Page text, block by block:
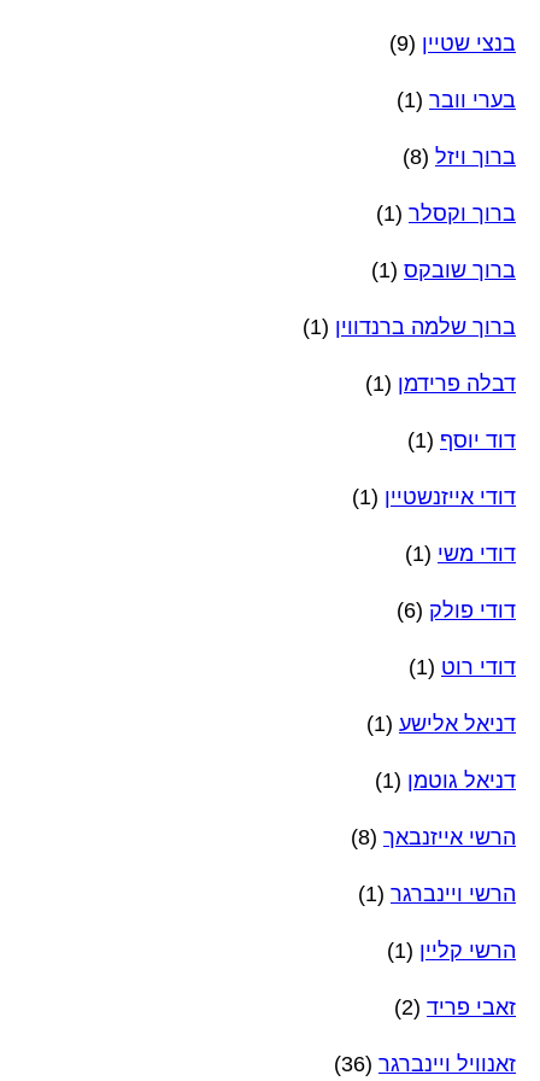
בנצי שטיין (9)
בערי וובר (1)
ברוך ויזל (8)
ברוך וקסלר (1)
ברוך שובקס (1)
ברוך שלמה ברנדווין (1)
דבלה פרידמן (1)
דוד יוסף (1)
דודי אייזנשטיין (1)
דודי משי (1)
דודי פולק (6)
דודי רוט (1)
דניאל אלישע (1)
דניאל גוטמן (1)
הרשי אייזנבאך (8)
הרשי ויינברגר (1)
הרשי קליין (1)
זאבי פריד (2)
זאנוויל ויינברגר (36)